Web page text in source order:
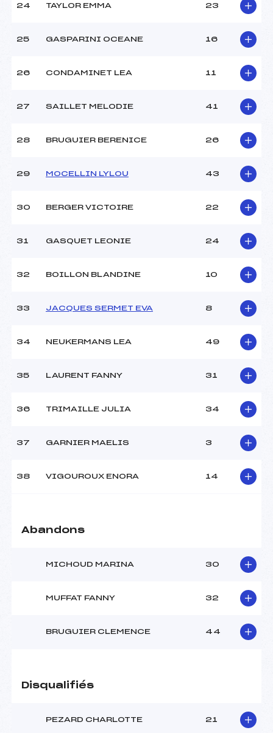
24 TAYLOR EMMA 23
25 GASPARINI OCEANE 16
26 CONDAMINET LEA 11
27 SAILLET MELODIE 41
28 BRUGUIER BERENICE 26
29 MOCELLIN LYLOU 43
30 BERGER VICTOIRE 22
31 GASQUET LEONIE 24
32 BOILLON BLANDINE 10
33 JACQUES SERMET EVA 8
34 NEUKERMANS LEA 49
35 LAURENT FANNY 31
36 TRIMAILLE JULIA 34
37 GARNIER MAELIS 3
38 VIGOUROUX ENORA 14
Abandons
MICHOUD MARINA 30
MUFFAT FANNY 32
BRUGUIER CLEMENCE 44
Disqualifiés
PEZARD CHARLOTTE 21